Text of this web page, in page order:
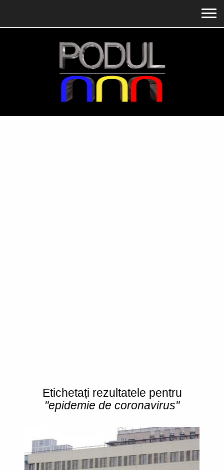
Etichetați rezultatele pentru
"epidemie de coronavirus"